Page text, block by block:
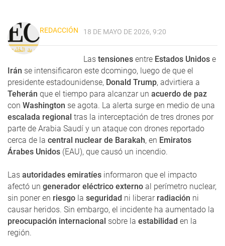
REDACCIÓN 18 DE MAYO DE 2026, 9:20
Las tensiones entre Estados Unidos e
Irán se intensificaron este dcomingo, luego de que el
presidente estadounidense, Donald Trump, advirtiera a
Teherán que el tiempo para alcanzar un acuerdo de paz
con Washington se agota. La alerta surge en medio de una
escalada regional tras la interceptación de tres drones por
parte de Arabia Saudí y un ataque con drones reportado
cerca de la central nuclear de Barakah, en Emiratos
Árabes Unidos (EAU), que causó un incendio.
Las autoridades emiratíes informaron que el impacto
afectó un generador eléctrico externo al perímetro nuclear,
sin poner en riesgo la seguridad ni liberar radiación ni
causar heridos. Sin embargo, el incidente ha aumentado la
preocupación internacional sobre la estabilidad en la
región.